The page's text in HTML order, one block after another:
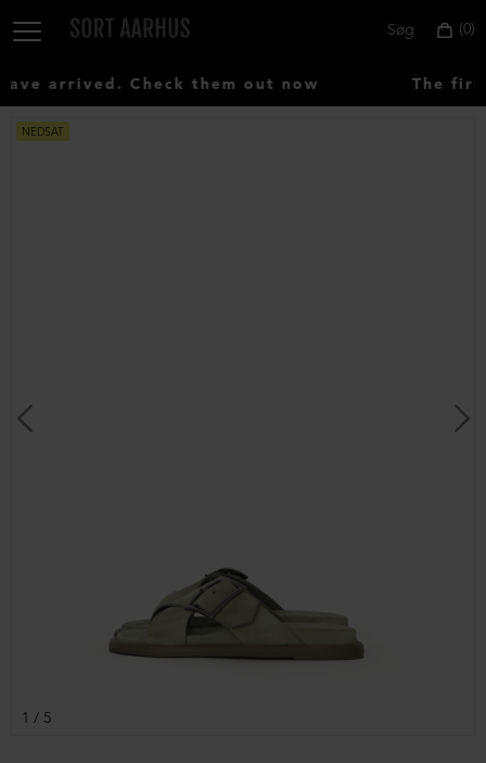
0
Søg
arrived. Check them out now The first
NEDSAT
1 / 5